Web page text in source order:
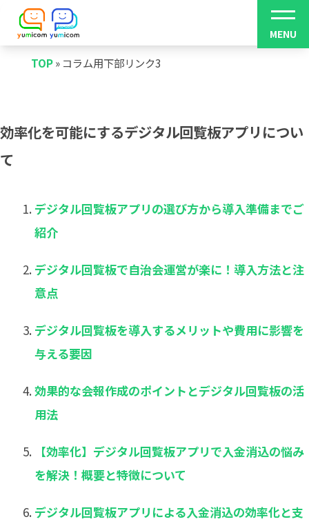
TOP» コラム用下部リンク3
効率化を可能にするデジタル回覧板アプリについ
て
デジタル回覧板アプリの選び方から導入準備までご
紹介
デジタル回覧板で自治会運営が楽に！導入方法と注
意点
デジタル回覧板を導入するメリットや費用に影響を
与える要因
効果的な会報作成のポイントとデジタル回覧板の活
用法
【効率化】デジタル回覧板アプリで入金消込の悩み
を解決！概要と特徴について
デジタル回覧板アプリによる入金消込の効率化と支